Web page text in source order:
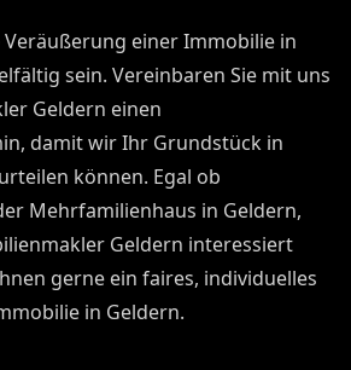
einer Immobilie in
sein. Vereinbaren Sie mit uns
Geldern einen
damit wir Ihr Grundstück in
können. Egal ob
Mehrfamilienhaus in Geldern,
Geldern interessiert
gerne ein faires, individuelles
in Geldern.